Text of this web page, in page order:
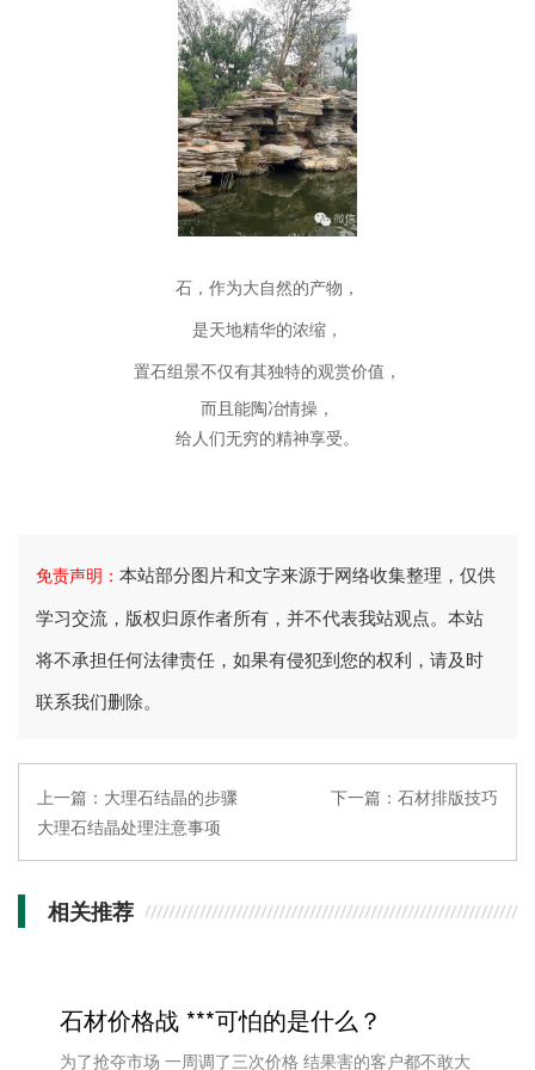
石，作为大自然的产物，
是天地精华的浓缩，
置石组景不仅有其独特的观赏价值，
而且能陶冶情操，
给人们无穷的精神享受。
免责声明： 本站部分图片和文字来源于网络收集整理，仅供
学习交流，版权归原作者所有，并不代表我站观点。本站
将不承担任何法律责任，如果有侵犯到您的权利，请及时
联系我们删除。
上一篇： 大理石结晶的步骤
大理石结晶处理注意事项
下一篇： 石材排版技巧
相关推荐
石材价格战 ***可怕的是什么？
为了抢夺市场 一周调了三次价格 结果害的客户都不敢大